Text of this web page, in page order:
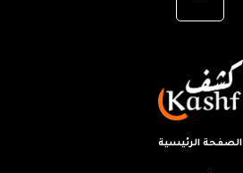
الصفحة الرئيسية